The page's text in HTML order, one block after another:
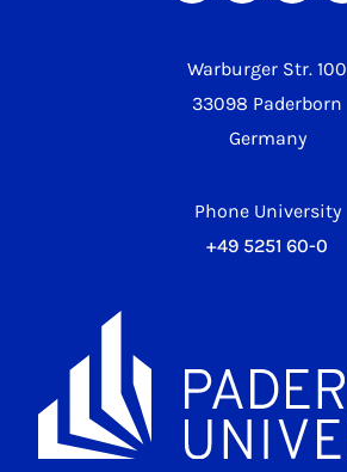
Warburger Str. 100
33098 Paderborn
Germany
Phone University
+49 5251 60-0